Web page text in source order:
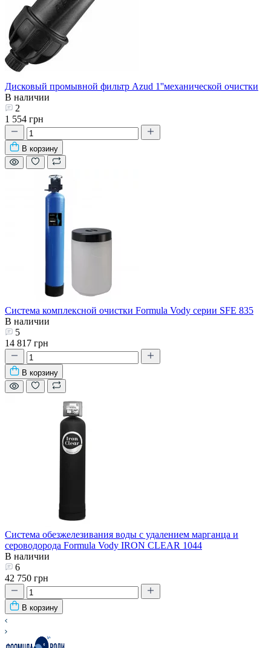
Дисковый промывной фильтр Azud 1''механической очистки
В наличии
2
1 554 грн
В корзину
Система комплексной очистки Formula Vody серии SFE 835
В наличии
5
14 817 грн
В корзину
Система обезжелезивания воды с удалением марганца и
сероводорода Formula Vody IRON CLEAR 1044
В наличии
6
42 750 грн
В корзину